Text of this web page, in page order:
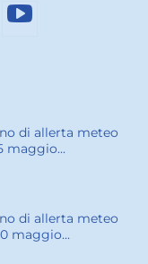
di allerta meteo
maggio...
di allerta meteo
maggio...